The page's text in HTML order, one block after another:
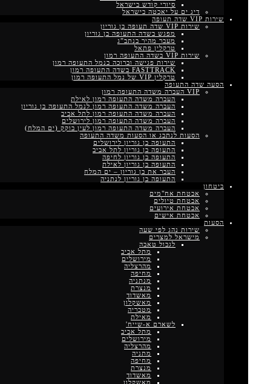
סיורי קודש בישראל
דיג ים על יאכטה בישראל
שירות VIP שדה תעופה
שירות VIP שדה תעופה בן גוריון
מפגש בשדה התעופה בן גוריון
מעבר מהיר בנתב”ג
טרקלין פתאל
שירות VIP בשדה התעופה רמון
שירות פגישה וברוכה בנמל התעופה רמון
FASTTRACK בשדה התעופה רמון
טרקלין VIP של נמל התעופה רמון
הסעה שדה התעופה
VIP העברה משדה התעופה רמון
העברה משדה התעופה רמון לאילת
העברה משדה התעופה רמון לנמל התעופה בן גוריון
העברה משדה התעופה רמון לתל אביב
העברה משדה התעופה רמון לירושלים
העברה משדה התעופה רמון לעין בוקק (ים המלח)
הסעות לנתבג או הסעות משדה התעופה
התעופה בן גוריון לירושלים
התעופה בן גוריון לתל אביב
התעופה בן גוריון לחיפה
התעופה בן גוריון לאילת
העבר את בן גוריון – ים המלח
התעופה בן גוריון לנתניה
ביטחון
אבטחת אח"מים
אבטחת טיולים
אבטחת אירועים
אבטחת אישים
הסעות
שירות נהג לפי שעה
מישראל למצרים
לגבול טאבה
מתל אביב
מירושלים
מהרצליה
מחיפה
מנתניה
מנצרת
מאשדוד
מאשקלון
מטבריה
מאילת
לשארם א-שייח'
מתל אביב
מירושלים
מהרצליה
מתניה
מחיפה
מנצרת
מאשדוד
מאשקלון